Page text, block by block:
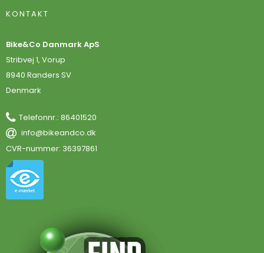
KONTAKT
Bike&Co Danmark ApS
Stribvej 1, Vorup
8940 Randers SV
Denmark
Telefonnr.: 86401520
info@bikeandco.dk
CVR-nummer: 36397861